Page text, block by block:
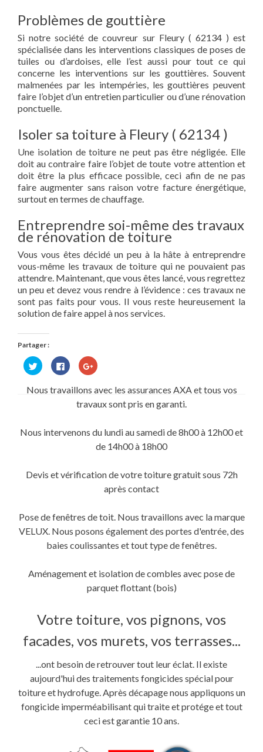
Problèmes de gouttière
Si notre société de couvreur sur Fleury ( 62134 ) est
spécialisée dans les interventions classiques de poses de
tuiles ou d’ardoises, elle l’est aussi pour tout ce qui
concerne les interventions sur les gouttières. Souvent
malmenées par les intempéries, les gouttières peuvent
faire l’objet d’un entretien particulier ou d’une rénovation
ponctuelle.
Isoler sa toiture à Fleury ( 62134 )
Une isolation de toiture ne peut pas être négligée. Elle
doit au contraire faire l’objet de toute votre attention et
doit être la plus efficace possible, ceci afin de ne pas
faire augmenter sans raison votre facture énergétique,
surtout en termes de chauffage.
Entreprendre soi-même des travaux
de rénovation de toiture
Vous vous êtes décidé un peu à la hâte à entreprendre
vous-même les travaux de toiture qui ne pouvaient pas
attendre. Maintenant, que vous êtes lancé, vous regrettez
un peu et devez vous rendre à l’évidence : ces travaux ne
sont pas faits pour vous. Il vous reste heureusement la
solution de faire appel à nos services.
Partager :
Cliquez
pour
partager
Twitter(ouvre
Cliquez
pour
partager
sur
Facebook(ouvre
dans
une
Cliquez
pour
Google+
dans
fenêtre)
Nous travaillons avec les assurances AXA et tous vos
travaux sont pris en garanti.
Nous intervenons du lundi au samedi de 8h00 à 12h00 et
de 14h00 à 18h00
Devis et vérification de votre toiture gratuit sous 72h
après contact
Pose de fenêtres de toit. Nous travaillons avec la marque
VELUX. Nous posons également des portes d'entrée, des
baies coulissantes et tout type de fenêtres.
Aménagement et isolation de combles avec pose de
parquet flottant (bois)
Votre toiture, vos pignons, vos
facades, vos murets, vos terrasses...
...ont besoin de retrouver tout leur éclat. Il existe
aujourd'hui des traitements fongicides spécial pour
toiture et hydrofuge. Après décapage nous appliquons un
fongicide imperméabilisant qui traite et protége et tout
ceci est garantie 10 ans.